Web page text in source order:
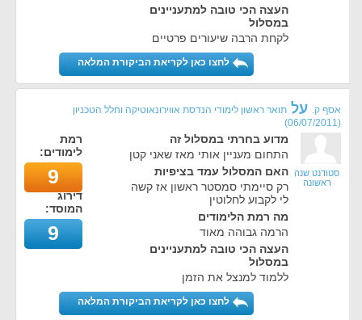
העצה הכי טובה למתעניינים
במסלול
לקחת הרבה שיעורים פרטיים
לחצו כאן לקריאת הביקורת המלאה
אסף ק. על תואר ראשון לימודי הנדסת אווירונאוטיקה וחלל הטכניון
(
06/07/2011
)
סטודנט שנה
ראשונה
מדוע בחרתי במסלול זה
התחום מעניין אותי מאז שאני קטן
האם המסלול עמד בציפיות
רק סיימתי סמסטר ראשון אז קשה
לי לקבוע לחלוטין
מה רמת הלימודים
הרמה גבוהה מאוד
העצה הכי טובה למתעניינים
במסלול
ללמוד למנצל את הזמן
רמת
לימודים:
9
דירוג
המוסד:
9
לחצו כאן לקריאת הביקורת המלאה